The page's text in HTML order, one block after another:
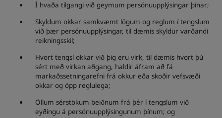
Í hvaða tilgangi við geymum persónuupplýsingar þínar;
Skyldum okkar samkvæmt lögum og reglum í tengslum
við þær persónuupplýsingar, til dæmis skyldur varðandi
reikningsskil;
Hvort tengsl okkar við þig eru virk, til dæmis hvort þú
sért með virkan aðgang, haldir áfram að fá
markaðssetningarefni frá okkur eða skoðir vefsvæði
okkar og öpp reglulega;
Öllum sérstökum beiðnum frá þér í tengslum við
eyðingu á persónuupplýsingunum þínum; og